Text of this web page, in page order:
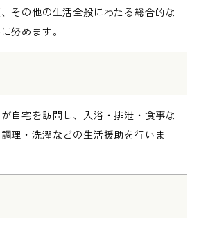
その他の生活全般にわたる総合的な
努めます。
自宅を訪問し、入浴・排泄・食事な
理・洗濯などの生活援助を行いま